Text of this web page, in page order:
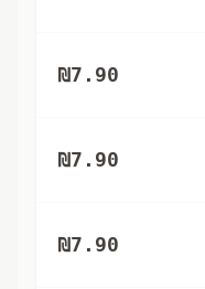
₪7.90
₪7.90
₪7.90